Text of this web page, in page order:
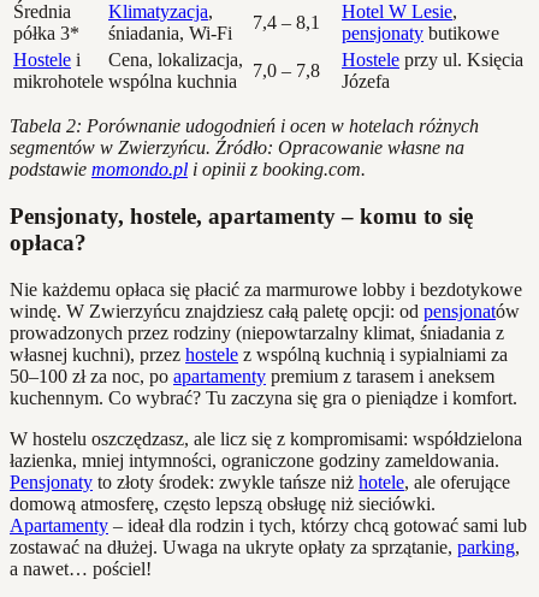
Średnia
półka 3*
Klimatyzacja,
śniadania, Wi-Fi
7,4 – 8,1
Hotel W Lesie,
pensjonaty butikowe
Hostele i
mikrohotele
Cena, lokalizacja,
wspólna kuchnia
7,0 – 7,8
Hostele przy ul. Księcia
Józefa
Tabela 2: Porównanie udogodnień i ocen w hotelach różnych
segmentów w Zwierzyńcu. Źródło: Opracowanie własne na
podstawie momondo.pl i opinii z booking.com.
Pensjonaty, hostele, apartamenty – komu to się
opłaca?
Nie każdemu opłaca się płacić za marmurowe lobby i bezdotykowe
windę. W Zwierzyńcu znajdziesz całą paletę opcji: od pensjonatów
prowadzonych przez rodziny (niepowtarzalny klimat, śniadania z
własnej kuchni), przez hostele z wspólną kuchnią i sypialniami za
50–100 zł za noc, po apartamenty premium z tarasem i aneksem
kuchennym. Co wybrać? Tu zaczyna się gra o pieniądze i komfort.
W hostelu oszczędzasz, ale licz się z kompromisami: współdzielona
łazienka, mniej intymności, ograniczone godziny zameldowania.
Pensjonaty to złoty środek: zwykle tańsze niż hotele, ale oferujące
domową atmosferę, często lepszą obsługę niż sieciówki.
Apartamenty – ideał dla rodzin i tych, którzy chcą gotować sami lub
zostawać na dłużej. Uwaga na ukryte opłaty za sprzątanie, parking,
a nawet… pościel!